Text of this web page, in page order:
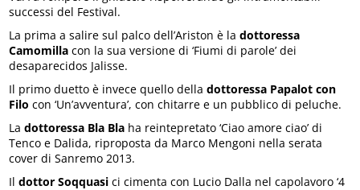
successi del Festival.
La prima a salire sul palco dell’Ariston è ladottoressa
Camomilla con la sua versione di ‘Fiumi di parole’ dei
desaparecidos Jalisse.
Il primo duetto è invece quello delladottoressa Papalot con
Filo con ‘Un’avventura’, con chitarre e un pubblico di peluche.
Ladottoressa Bla Bla ha reintepretato ‘Ciao amore ciao’ di
Tenco e Dalida, riproposta da Marco Mengoni nella serata
cover di Sanremo 2013.
Il dottor Soqquasi ci cimenta con Lucio Dalla nel capolavoro ‘4